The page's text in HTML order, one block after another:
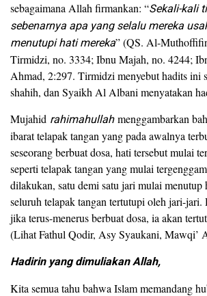
sebagaimana Allah firmankan: “Sekali-kali
sebenarnya apa yang selalu mereka
menutupi hati mereka” (QS. Al-
Tirmidzi, no. 3334; Ibnu Majah, no. 4244;
Ahmad, 2:297. Tirmidzi menyebut hadits ini
shahih, dan Syaikh Al Albani menyatakan
Mujahid rahimahullahmenggambarkan
ibarat telapak tangan yang pada awalnya
seseorang berbuat dosa, hati tersebut mulai
seperti telapak tangan yang mulai
dilakukan, satu demi satu jari mulai menutup
seluruh telapak tangan tertutupi oleh jari-
jika terus-menerus berbuat dosa, ia akan
(Lihat Fathul Qodir, Asy Syaukani, Mawqi’
Hadirin yang dimuliakan Allah,
Kita semua tahu bahwa Islam memandang